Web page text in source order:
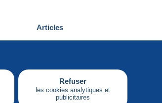
Refuser
les cookies analytiques et
publicitaires
Articles